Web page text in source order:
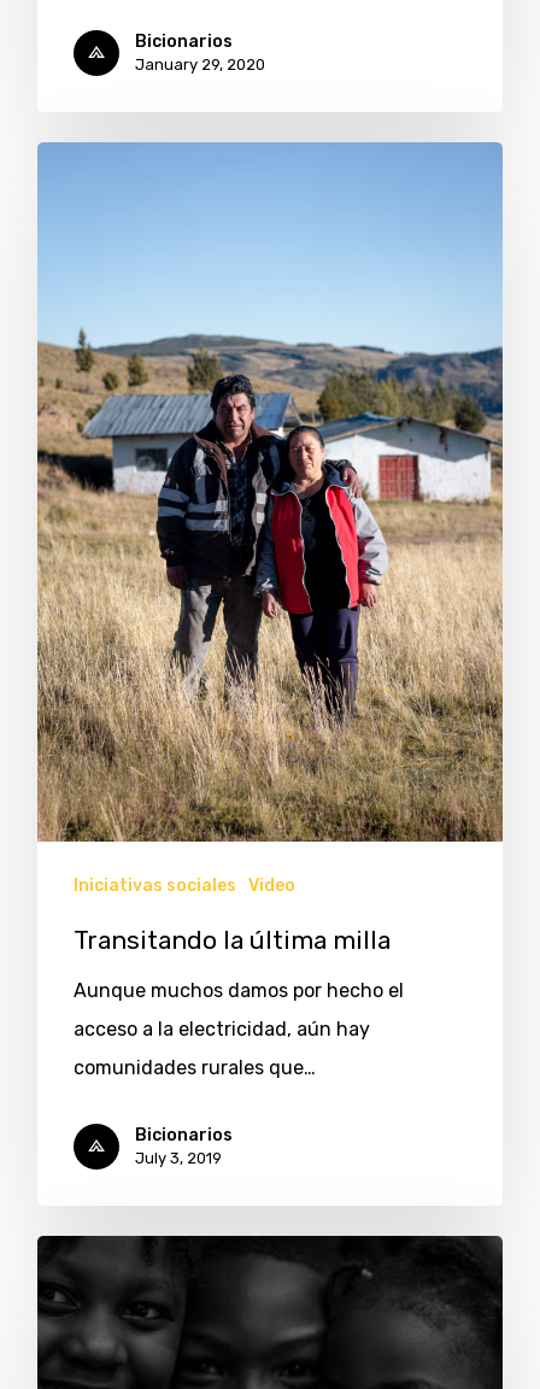
Bicionarios
January 29, 2020
Iniciativas sociales Video
Transitando la última milla
Aunque muchos damos por hecho el
acceso a la electricidad, aún hay
comunidades rurales que…
Bicionarios
July 3, 2019